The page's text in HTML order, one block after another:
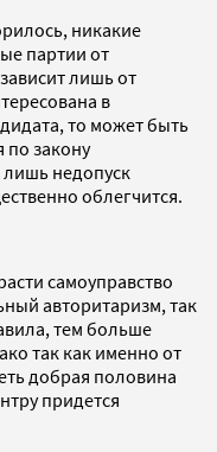
никакие
партии от
лишь от
в
то может быть
закону
лишь недопуск
облегчится.
самоуправство
авторитаризм, так
тем больше
так как именно от
добрая половина
придется